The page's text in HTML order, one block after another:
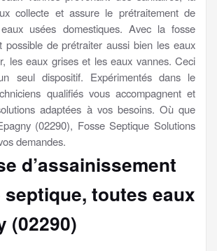
collecte et assure le prétraitement de
eaux usées domestiques. Avec la fosse
possible de prétraiter aussi bien les eaux
les eaux grises et les eaux vannes. Ceci
seul dispositif. Expérimentés dans le
qualifiés vous accompagnent et
adaptées à vos besoins. Où que
(02290), Fosse Septique Solutions
demandes.
d’assainissement
toutes eaux
(02290)